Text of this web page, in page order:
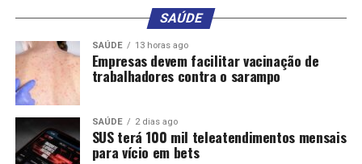
Ancelotti anuncia 26 convocados para a Copa do Mundo;
veja lista
DON'T MISS
Abertas inscrições para Copa de Futebol 7 em Lucas do
Rio Verde; R$ 20 mil em prêmios
SAÚDE
SAÚDE 13 horas ago
Empresas devem facilitar vacinação de
trabalhadores contra o sarampo
SAÚDE 2 dias ago
SUS terá 100 mil teleatendimentos mensais
para vício em bets